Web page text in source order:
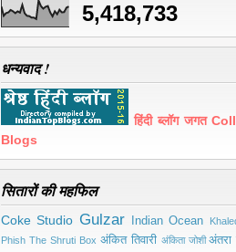
5,418,733
धन्यवाद !
हिंदी ब्लॉग जगत
Blogs
सितारों की महफिल
Coke Studio Gulzar Indian Ocean
Phish The Shruti Box अंकित तिवारी अंकिता जोशी अंतरा